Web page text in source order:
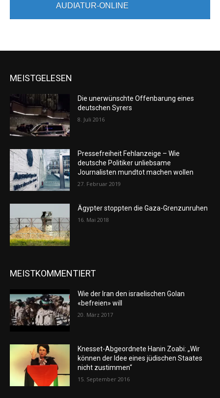
AUDIATUR-ONLINE
MEISTGELESEN
Die unerwünschte Offenbarung eines
deutschen Syrers
8. Juli 2016
Pressefreiheit Fehlanzeige – Wie
deutsche Politiker unliebsame
Journalisten mundtot machen wollen
27. Februar 2019
Ägypter stoppten die Gaza-Grenzunruhen
16. Mai 2018
MEISTKOMMENTIERT
Wie der Iran den israelischen Golan
«befreien» will
20. März 2017
Knesset-Abgeordnete Hanin Zoabi: „Wir
können der Idee eines jüdischen Staates
nicht zustimmen“
15. September 2016